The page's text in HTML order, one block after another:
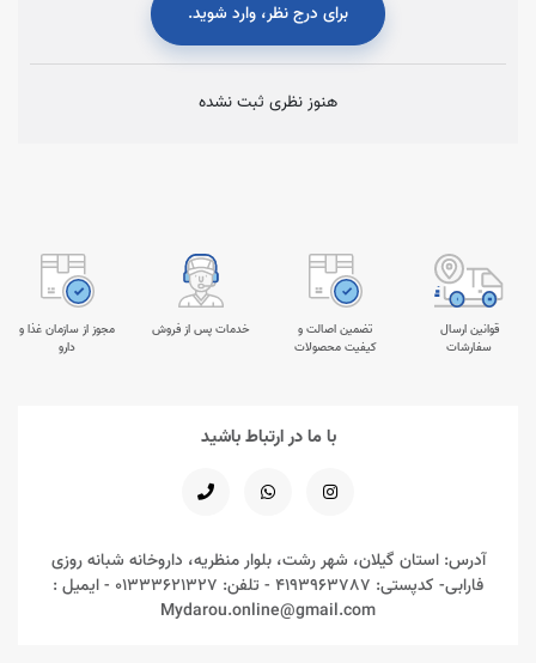
برای درج نظر، وارد شوید.
هنوز نظری ثبت نشده
قوانین ارسال
سفارشات
تضمین اصالت و
کیفیت محصولات
خدمات پس از فروش
مجوز از سازمان غذا و
دارو
با ما در ارتباط باشید
آدرس: استان گیلان، شهر رشت، بلوار منظریه، داروخانه شبانه روزی
فارابی- کدپستی: 4193963787 - تلفن: 01333621327 - ایمیل :
Mydarou.online@gmail.com